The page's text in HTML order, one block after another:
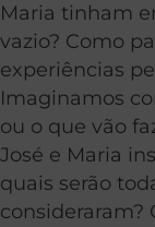
Maria tinham
vazio? Como
experiências
Imaginamos
ou o que vão
José e Maria
quais serão
consideraram?